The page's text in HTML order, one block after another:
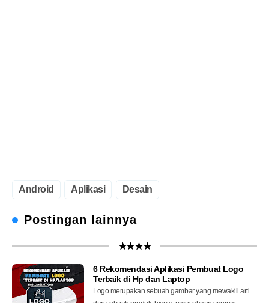
Android Aplikasi Desain
Postingan lainnya
★★★★
6 Rekomendasi Aplikasi Pembuat Logo
Terbaik di Hp dan Laptop
Logo merupakan sebuah gambar yang mewakili arti